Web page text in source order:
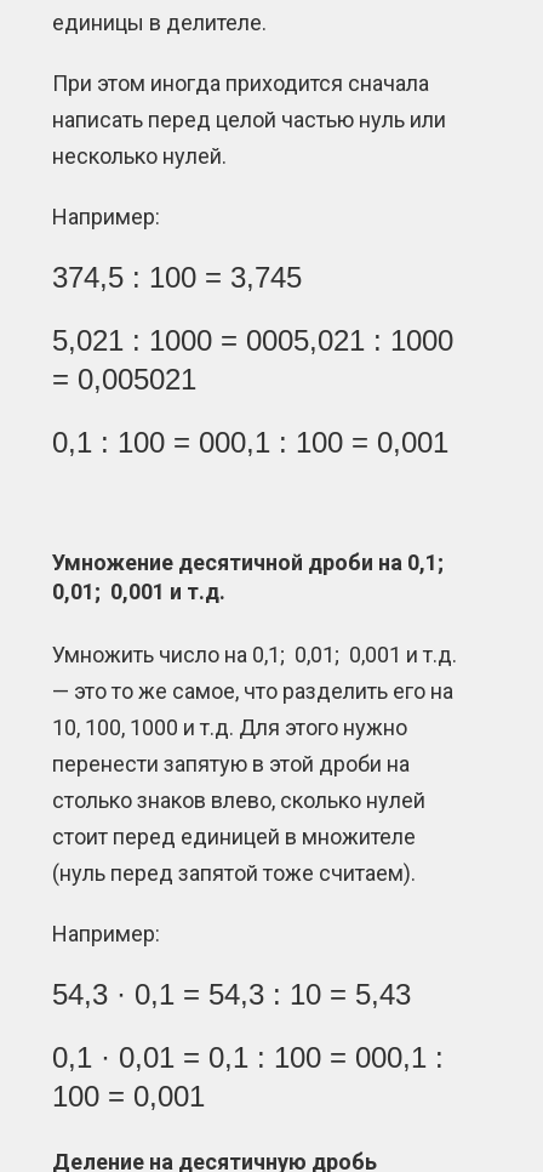
единицы в делителе.
При этом иногда приходится сначала
написать перед целой частью нуль или
несколько нулей.
Например:
374,5 : 100 = 3,745
5,021 : 1000 = 0005,021 : 1000
= 0,005021
0,1 : 100 = 000,1 : 100 = 0,001
Умножение десятичной дроби на 0,1;
0,01; 0,001 и т.д.
Умножить число на 0,1; 0,01; 0,001 и т.д.
— это то же самое, что разделить его на
10, 100, 1000 и т.д. Для этого нужно
перенести запятую в этой дроби на
столько знаков влево, сколько нулей
стоит перед единицей в множителе
(нуль перед запятой тоже считаем).
Например:
54,3 · 0,1 = 54,3 : 10 = 5,43
0,1 · 0,01 = 0,1 : 100 = 000,1 :
100 = 0,001
Деление на десятичную дробь